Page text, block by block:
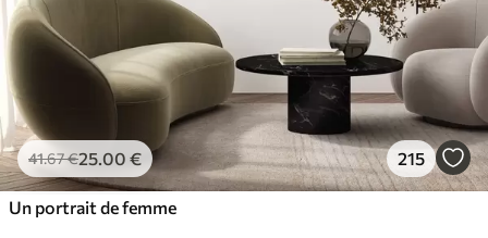
41.67€25.00 € 215
Un portrait de femme